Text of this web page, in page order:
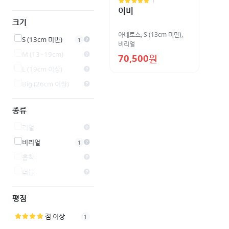
크기
S (13cm 미만) 1
M (13~19cm)
L (19cm 이상)
Big (26cm 이상)
종류
리얼
비리얼
1
흡착
더블
평점
점 이상 1
이비
아네로스,S (13cm 미만),
비리얼
70,500원